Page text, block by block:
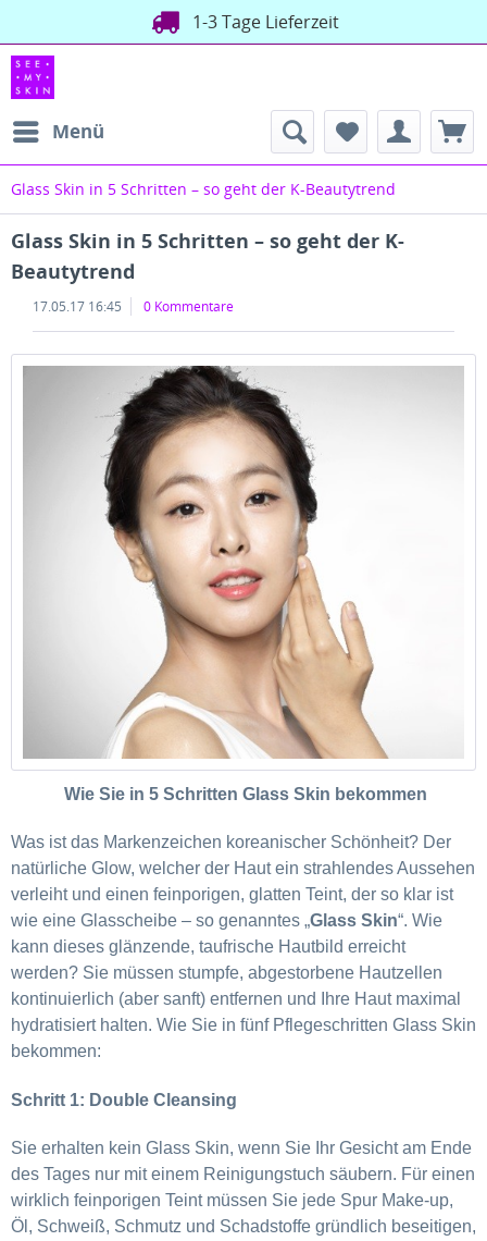
1-3 Tage Lieferzeit
Menü
Glass Skin in 5 Schritten – so geht der K-Beautytrend
Glass Skin in 5 Schritten – so geht der K-
Beautytrend
17.05.17 16:45 0 Kommentare
Wie Sie in 5 Schritten Glass Skin bekommen
Was ist das Markenzeichen koreanischer Schönheit? Der
natürliche Glow, welcher der Haut ein strahlendes Aussehen
verleiht und einen feinporigen, glatten Teint, der so klar ist
wie eine Glasscheibe – so genanntes „Glass Skin“. Wie
kann dieses glänzende, taufrische Hautbild erreicht
werden? Sie müssen stumpfe, abgestorbene Hautzellen
kontinuierlich (aber sanft) entfernen und Ihre Haut maximal
hydratisiert halten. Wie Sie in fünf Pflegeschritten Glass Skin
bekommen:
Schritt 1: Double Cleansing
Sie erhalten kein Glass Skin, wenn Sie Ihr Gesicht am Ende
des Tages nur mit einem Reinigungstuch säubern. Für einen
wirklich feinporigen Teint müssen Sie jede Spur Make-up,
Öl, Schweiß, Schmutz und Schadstoffe gründlich beseitigen,